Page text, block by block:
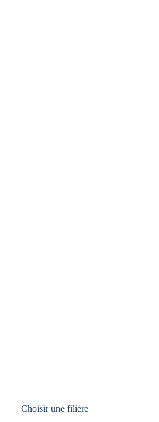
Choisir une filière